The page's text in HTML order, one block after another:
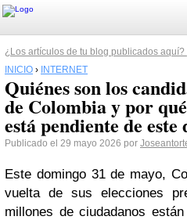
¿Los artículos de tu blog publicados aquí?
INICIO › INTERNET
Quiénes son los
de Colombia y por
está pendiente de este
Publicado el 29 mayo 2026 por
Este domingo 31 de mayo,
vuelta de sus elecciones
millones de ciudadanos